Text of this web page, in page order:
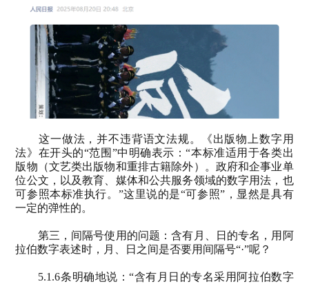
这一做法，并不违背语文法规。《出版物上数字用
法》在开头的“范围”中明确表示：“本标准适用于各类出
版物（文艺类出版物和重排古籍除外）。政府和企事业单
位公文，以及教育、媒体和公共服务领域的数字用法，也
可参照本标准执行。”这里说的是“可参照”，显然是具有
一定的弹性的。
第三，间隔号使用的问题：含有月、日的专名，用阿
拉伯数字表述时，月、日之间是否要用间隔号“·”呢？
5.1.6条明确地说：“含有月日的专名采用阿拉伯数字